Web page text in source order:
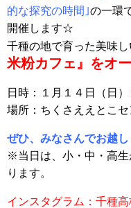
的な探究の時間｣の一環
開催します☆
千種の地で育った美味し
米粉カフェ』をオ
日時：１月１４日（日
場所：ちくさええとこセ
ぜひ、みなさんでお越し
※当日は、小・中・高
ります。
インスタグラム：千種